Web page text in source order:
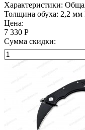
Характеристики:
Толщина обуха: 2,2 мм
Цена:
7 330 Р
Сумма скидки: